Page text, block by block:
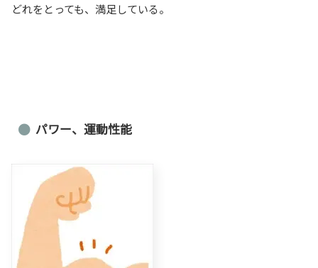
どれをとっても、満足している。
パワー、運動性能